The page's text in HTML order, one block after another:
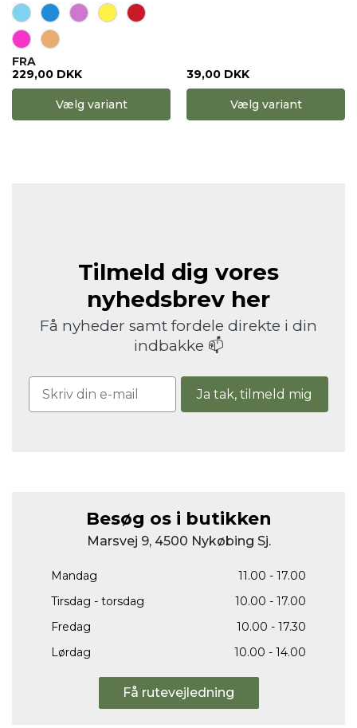
FRA
229,00 DKK
Vælg variant
39,00 DKK
Vælg variant
Tilmeld dig vores
nyhedsbrev her
Få nyheder samt fordele direkte i din
indbakke 📫
Ja tak, tilmeld mig
Besøg os i butikken
Marsvej 9, 4500 Nykøbing Sj.
Mandag
11.00 - 17.00
Tirsdag - torsdag
10.00 - 17.00
Fredag
10.00 - 17.30
Lørdag
10.00 - 14.00
Få rutevejledning